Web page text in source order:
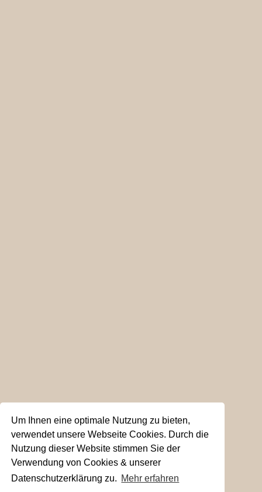
Um Ihnen eine optimale Nutzung zu bieten,
verwendet unsere Webseite Cookies. Durch die
Nutzung dieser Website stimmen Sie der
Verwendung von Cookies & unserer
Datenschutzerklärung zu. Mehr erfahren